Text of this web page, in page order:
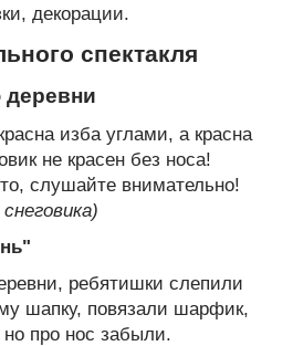
декорации.
спектакля
изба углами, а красна
не красен без носа!
слушайте внимательно!
ребятишки слепили
шапку, повязали шарфик,
но про нос забыли.